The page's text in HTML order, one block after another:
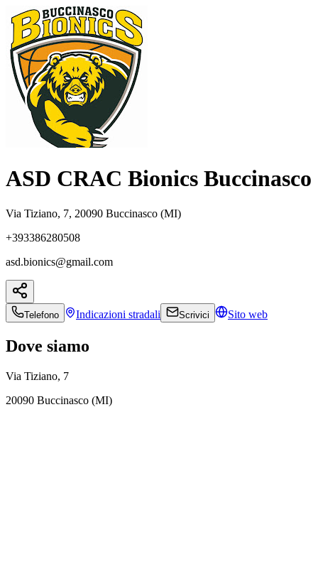
ASD CRAC Bionics Buccinasco
Via Tiziano, 7, 20090 Buccinasco (MI)
+393386280508
asd.bionics@gmail.com
Telefono Indicazioni stradali Scrivici Sito web
Dove siamo
Via Tiziano, 7
20090 Buccinasco (MI)